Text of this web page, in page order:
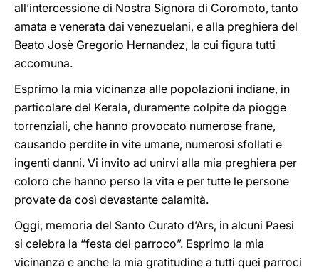
all’intercessione di Nostra Signora di Coromoto, tanto
amata e venerata dai venezuelani, e alla preghiera del
Beato Josè Gregorio Hernandez, la cui figura tutti
accomuna.
Esprimo la mia vicinanza alle popolazioni indiane, in
particolare del Kerala, duramente colpite da piogge
torrenziali, che hanno provocato numerose frane,
causando perdite in vite umane, numerosi sfollati e
ingenti danni. Vi invito ad unirvi alla mia preghiera per
coloro che hanno perso la vita e per tutte le persone
provate da così devastante calamità.
Oggi, memoria del Santo Curato d’Ars, in alcuni Paesi
si celebra la “festa del parroco”. Esprimo la mia
vicinanza e anche la mia gratitudine a tutti quei parroci